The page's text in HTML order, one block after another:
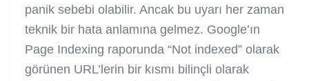
panik sebebi olabilir. Ancak bu uyarı her zaman
teknik bir hata anlamına gelmez. Google’ın
Page Indexing raporunda “Not indexed” olarak
görünen URL’lerin bir kısmı bilinçli olarak